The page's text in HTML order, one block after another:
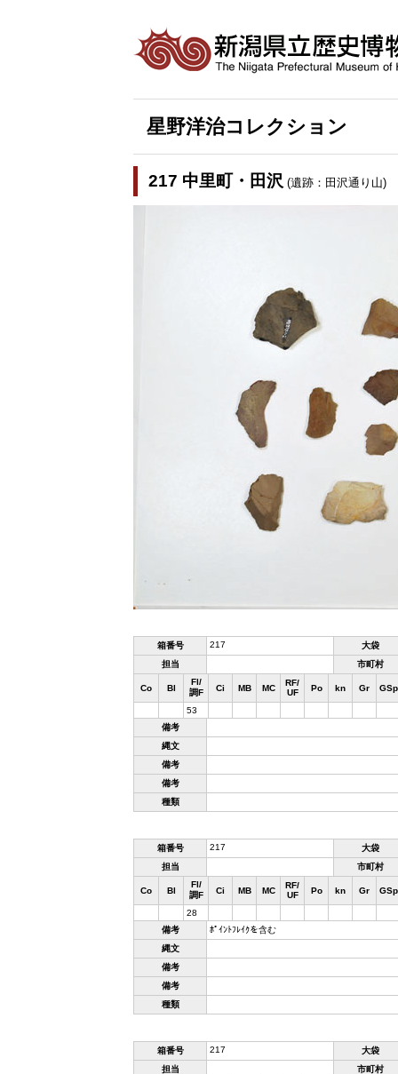
星野洋治コレクション
217 中里町・田沢 (遺跡：田沢通り山)
箱番号 217
大袋
担当
市町村
Co Bl
Fl/
調F
Ci MB MC
RF/
UF
Po kn Gr GSp
53
備考
縄文
備考
備考
種類
箱番号 217
大袋
担当
市町村
Co Bl
Fl/
調F
Ci MB MC
RF/
UF
Po kn Gr GSp
28
備考
ﾎﾟｲﾝﾄﾌﾚｲｸを含む
縄文
備考
備考
種類
箱番号 217
大袋
担当
市町村